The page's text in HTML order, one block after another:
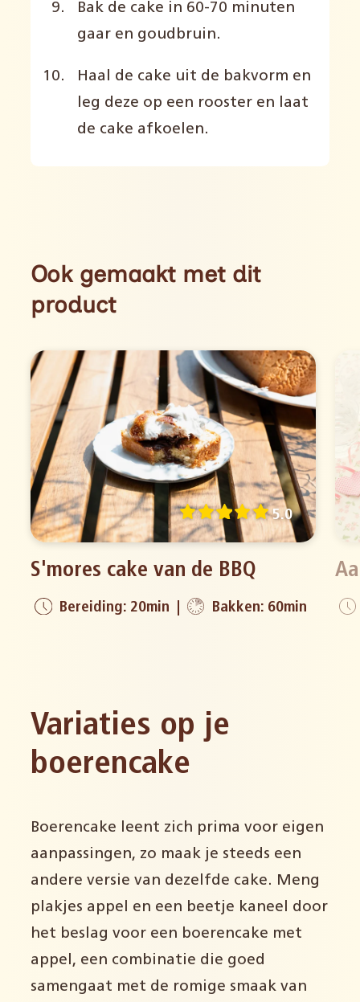
Bak de cake in 60-70 minuten
gaar en goudbruin.
Haal de cake uit de bakvorm en
leg deze op een rooster en laat
de cake afkoelen.
Ook gemaakt met dit
product
S'mores cake van de BBQ
Bereiding: 20min Bakken: 60min
5.0
Variaties op je
boerencake
Boerencake leent zich prima voor eigen
aanpassingen, zo maak je steeds een
andere versie van dezelfde cake. Meng
plakjes appel en een beetje kaneel door
het beslag voor een boerencake met
appel, een combinatie die goed
samengaat met de romige smaak van